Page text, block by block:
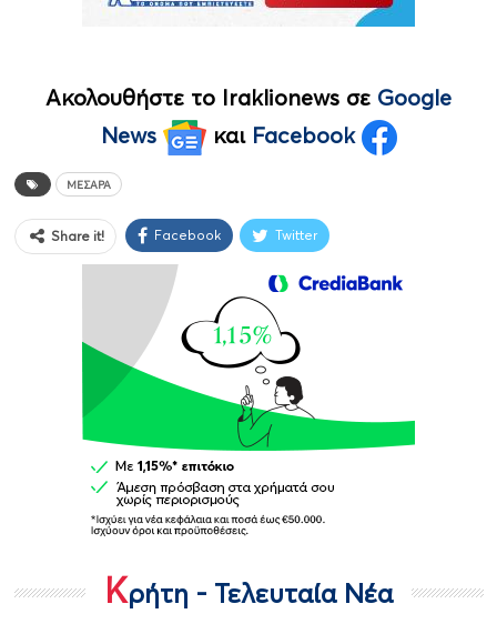
Ακολουθήστε το Iraklionews σε Google
News
και Facebook
ΜΕΣΑΡΆ
Share it! Facebook Twitter
Κρήτη - Τελευταία Νέα